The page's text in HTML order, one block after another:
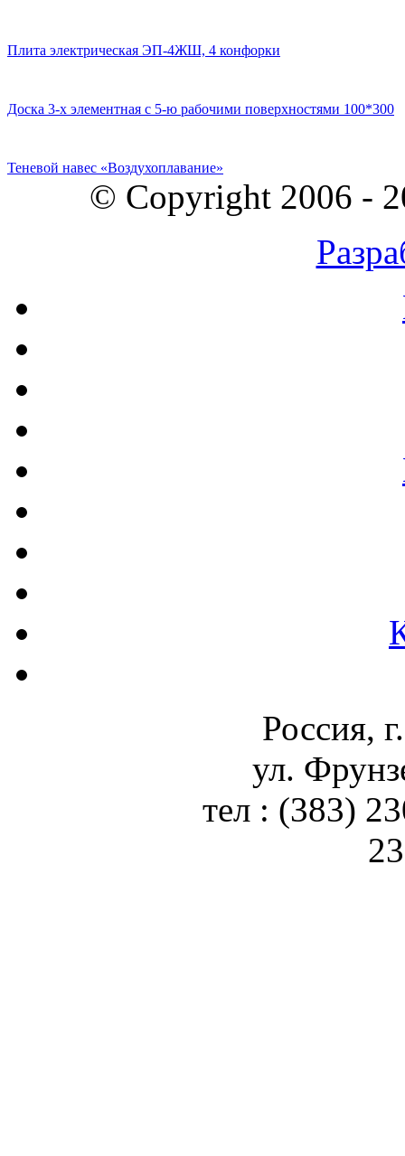
Плита электрическая ЭП-4ЖШ, 4 конфорки
Доска 3-х элементная с 5-ю рабочими поверхностями 100*300
Теневой навес «Воздухоплавание»
© Copyright 2006 -
Россия,
ул.
тел : (383)